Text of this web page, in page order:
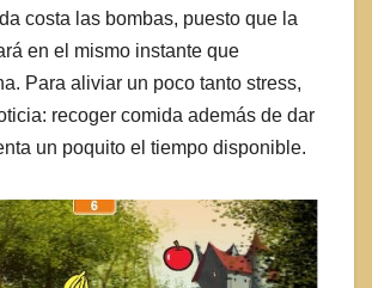
costa las bombas, puesto que la
en el mismo instante que
Para aliviar un poco tanto stress,
recoger comida además de dar
un poquito el tiempo disponible.